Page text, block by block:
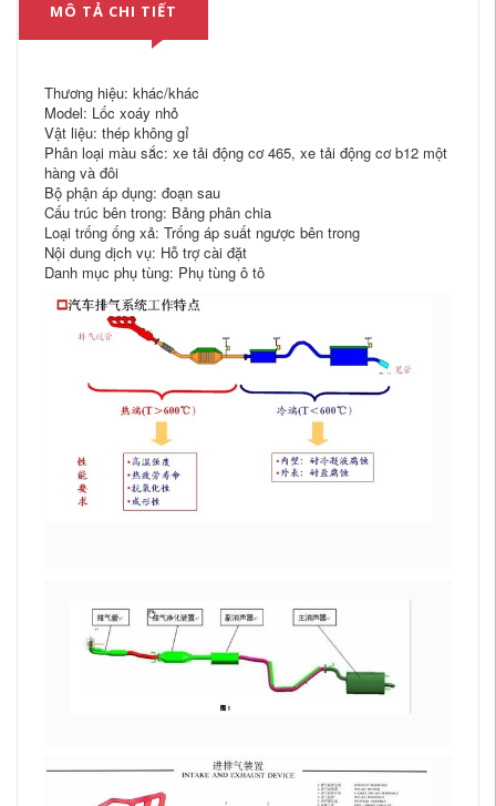
MÔ TẢ CHI TIẾT
Thương hiệu: khác/khác
Model: Lốc xoáy nhỏ
Vật liệu: thép không gỉ
Phân loại màu sắc: xe tải động cơ 465, xe tải động cơ b12 một
hàng và đôi
Bộ phận áp dụng: đoạn sau
Cấu trúc bên trong: Bảng phân chia
Loại trống ống xả: Trống áp suất ngược bên trong
Nội dung dịch vụ: Hỗ trợ cài đặt
Danh mục phụ tùng: Phụ tùng ô tô